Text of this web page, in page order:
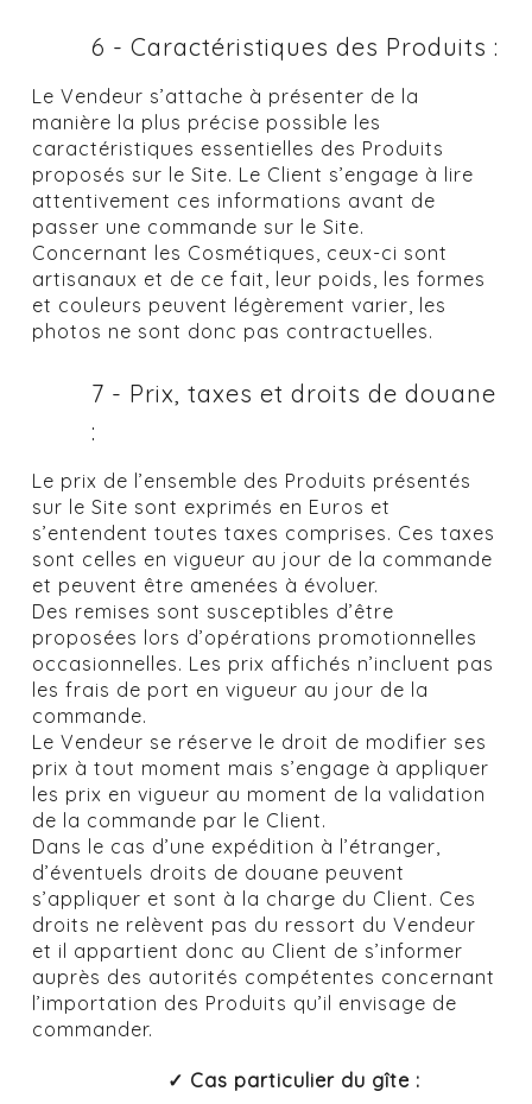
6 - Caractéristiques des Produits :
Le Vendeur s’attache à présenter de la
manière la plus précise possible les
caractéristiques essentielles des Produits
proposés sur le Site. Le Client s’engage à lire
attentivement ces informations avant de
passer une commande sur le Site.
Concernant les Cosmétiques, ceux-ci sont
artisanaux et de ce fait, leur poids, les formes
et couleurs peuvent légèrement varier, les
photos ne sont donc pas contractuelles.
7 - Prix, taxes et droits de douane
:
Le prix de l’ensemble des Produits présentés
sur le Site sont exprimés en Euros et
s’entendent toutes taxes comprises. Ces taxes
sont celles en vigueur au jour de la commande
et peuvent être amenées à évoluer.
Des remises sont susceptibles d’être
proposées lors d’opérations promotionnelles
occasionnelles. Les prix affichés n’incluent pas
les frais de port en vigueur au jour de la
commande.
Le Vendeur se réserve le droit de modifier ses
prix à tout moment mais s’engage à appliquer
les prix en vigueur au moment de la validation
de la commande par le Client.
Dans le cas d’une expédition à l’étranger,
d’éventuels droits de douane peuvent
s’appliquer et sont à la charge du Client. Ces
droits ne relèvent pas du ressort du Vendeur
et il appartient donc au Client de s’informer
auprès des autorités compétentes concernant
l’importation des Produits qu’il envisage de
commander.
Cas particulier du gîte :